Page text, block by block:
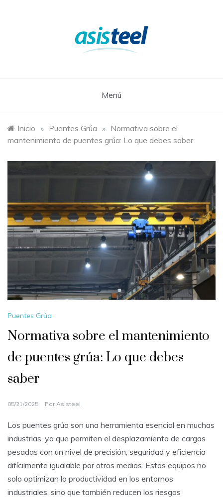
Menú
Inicio » Puentes Grúa » Normativa sobre el
mantenimiento de puentes grúa: Lo que debes saber
Puentes Grúa
Normativa sobre el mantenimiento
de puentes grúa: Lo que debes
saber
05/21/2025 Por Asisteel
Los puentes grúa son una herramienta esencial en muchas
industrias, ya que permiten el desplazamiento de cargas
pesadas con un nivel de precisión, seguridad y eficiencia
difícilmente igualable por otros medios. Estos equipos no
solo optimizan la productividad en los entornos
industriales, sino que también reducen los riesgos